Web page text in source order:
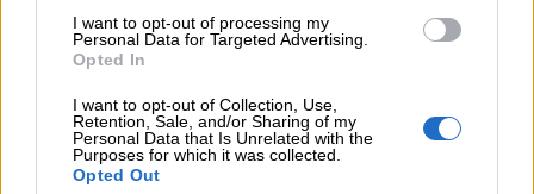
I want to opt-out of processing my
Personal Data for Targeted Advertising.
Opted In
I want to opt-out of Collection, Use,
Retention, Sale, and/or Sharing of my
Personal Data that Is Unrelated with the
Purposes for which it was collected.
Opted Out
Επιπλέον πληροφορίες
ΜΈΓΕΘΟΣ